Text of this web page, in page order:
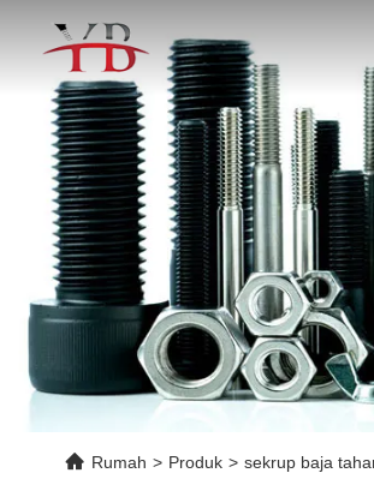
Rumah > Produk > sekrup baja